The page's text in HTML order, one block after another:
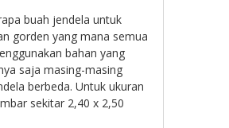
buah jendela untuk
gorden yang mana semua
bahan yang
saja masing-masing
berbeda. Untuk ukuran
sekitar 2,40 x 2,50